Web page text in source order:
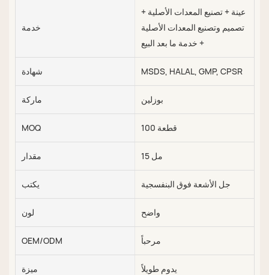
خدمة
عينة + تصنيع المعدات الأصلية +
تصميم وتصنيع المعدات الأصلية
+ خدمة ما بعد البيع
شهادة MSDS, HALAL, GMP, CPSR
ماركة بوزلين
MOQ 100 قطعة
مقدار 15 مل
يكتب جل الأشعة فوق البنفسجية
لون واضح
OEM/ODM مرحباً
ميزة يدوم طويلاً